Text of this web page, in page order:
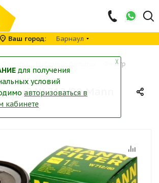
Ваш город Барнаул
Фильтр
(Германия)
W 712/80 Mann
╳
для получения
условий
авторизоваться в
кабинете